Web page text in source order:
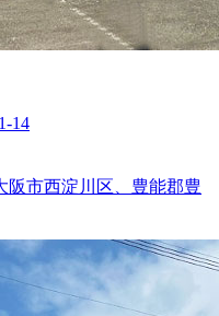
14
阪市西淀川区、豊能郡豊